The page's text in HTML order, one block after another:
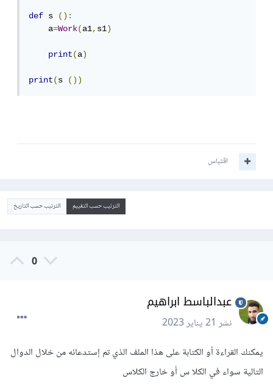
def s ():
    a
=Work(a1,s1)
print(a)
print(s ())
اقتباس
الترتيب حسب التقييم الترتيب حسب التاريخ
0
عبدالباسط ابراهيم
نشر21 يناير 2023
يمكنك القراءة أو الكتابة على هذا الملف الذي تم إستدعائه من خلال الدوال
التالية سواء في الكلا س أو خارج الكلاس